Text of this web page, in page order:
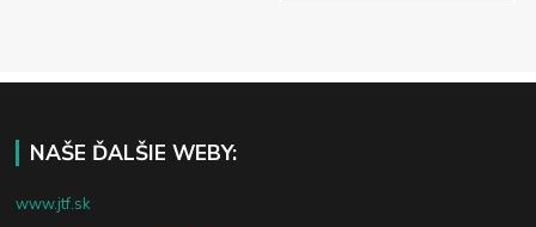
NAŠE ĎALŠIE WEBY:
www.jtf.sk